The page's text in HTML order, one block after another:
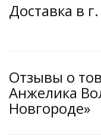
Доставка в г.
Отзывы о
Анжелика
Новгороде»